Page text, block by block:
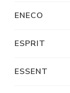
ENECO
ESPRIT
ESSENT